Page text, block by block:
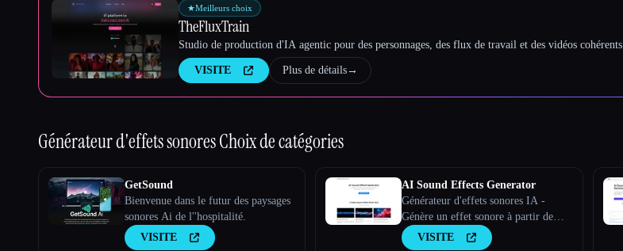
★Meilleurs choix
TheFluxTrain
Studio de production d'IA agentic pour des personnages, des flux de travail et des vidéos cohérents
VISITE Plus de détails→
Générateur d'effets sonoresChoix de catégories
GetSound
Bienvenue dans le futur des paysages
sonores Ai de l''hospitalité.
VISITE
AI Sound Effects Generator
Générateur d'effets sonores IA -
Génère un effet sonore à partir de
texteVISITE